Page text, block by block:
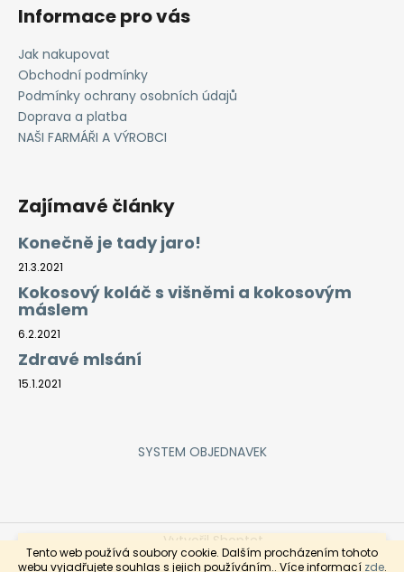
Tento web používá soubory cookie. Dalším procházením tohoto
webu vyjadřujete souhlas s jejich používáním.. Více informací zde.
Rozvoz objednaného zboží je každý čtvrtek a pátek pro
objednávky zaslané do středy do 9hod. Objednávky
Informace pro vás
Jak nakupovat
Obchodní podmínky
Podmínky ochrany osobních údajů
Doprava a platba
NAŠI FARMÁŘI A VÝROBCI
Zajímavé články
Konečně je tady jaro!
21.3.2021
Kokosový koláč s višněmi a kokosovým
máslem
6.2.2021
Zdravé mlsání
15.1.2021
SYSTEM OBJEDNAVEK
Vytvořil Shoptet
Copyright 2026ZeleninaDomů. Všechna práva